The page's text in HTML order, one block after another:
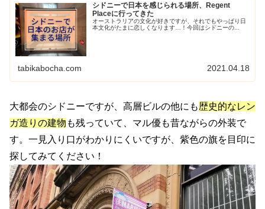
シドニーで日本を感じられる場所、Regent
Placeに行ってきた
オーストラリアの文化が好きですが、それでもやっぱり日
本文化がたまに恋しくなります…！今回はシドニーの...
tabikabocha.com 2021.04.18
大都会のシドニーですが、高層ビルの他にも歴史的なレン
ガ造りの建物 も残っていて、マル優も昔ながらの外装で
す。一見入り口がわかりにくいですが、紫色の旗を目印に
探してみてください！